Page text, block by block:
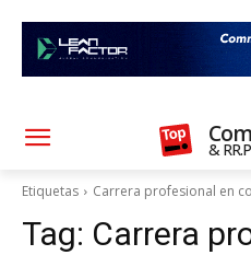
&
Etiquetas Carrera profesional en
Tag: Carrera